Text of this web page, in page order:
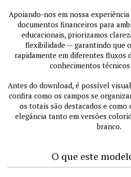
Apoiando-nos em nossa
documentos financeiros para
educacionais, priorizamos
flexibilidade — garantindo que
rapidamente em diferentes fluxos
conhecimentos
Antes do download, é possível
confira como os campos se
os totais são destacados e como
elegância tanto em versões
branco.
O que este